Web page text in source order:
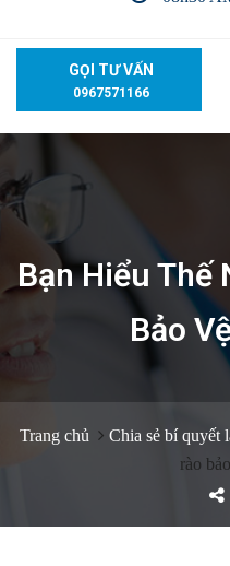
GỌI TƯ VẤN
0967571166
Bạn Hiểu Thế
Bảo
Trang chủ Chia sẻ bí quyết
rào